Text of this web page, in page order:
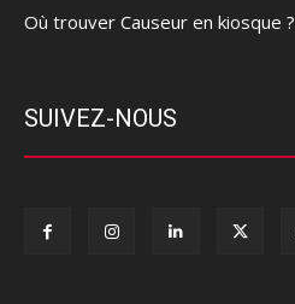
Où trouver Causeur en kiosque ?
SUIVEZ-NOUS